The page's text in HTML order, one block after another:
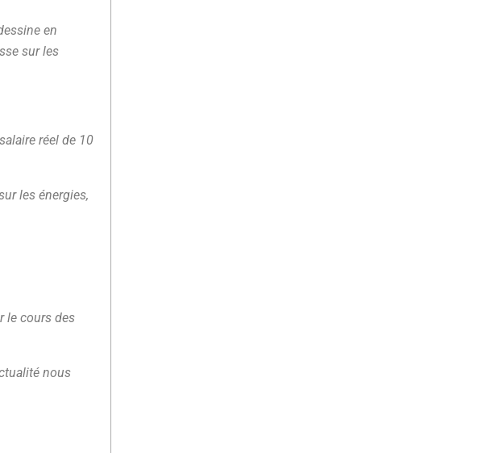
en
sur les
réel de 10
les énergies,
le cours des
nous